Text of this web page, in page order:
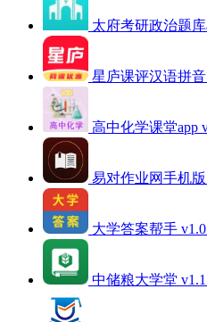
太府考研政治题库
星庐课评汉语拼
高中化学课堂app
易对作业网手机版
大学答案帮手
中储粮大学堂